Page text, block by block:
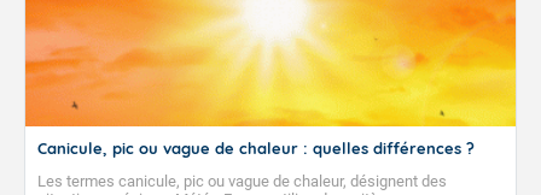
Canicule, pic ou vague de chaleur : quelles différences ?
Les termes canicule, pic ou vague de chaleur, désignent des